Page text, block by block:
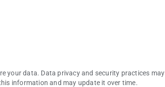
your data. Data privacy and security practices may
information and may update it over time.